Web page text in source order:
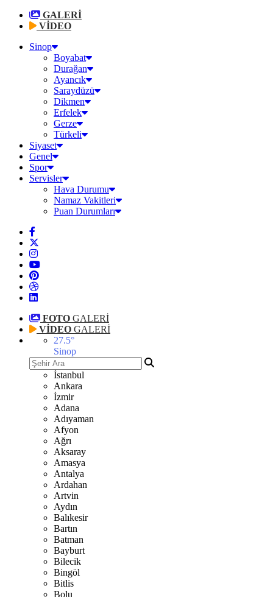
GALERİ
VİDEO
Sinop
Boyabat
Durağan
Ayancık
Saraydüzü
Dikmen
Erfelek
Gerze
Türkeli
Siyaset
Genel
Spor
Servisler
Hava Durumu
Namaz Vakitleri
Puan Durumları
FOTO GALERİ
VİDEO GALERİ
27.5°
Sinop
İstanbul
Ankara
İzmir
Adana
Adıyaman
Afyon
Ağrı
Aksaray
Amasya
Antalya
Ardahan
Artvin
Aydın
Balıkesir
Bartın
Batman
Bayburt
Bilecik
Bingöl
Bitlis
Bolu